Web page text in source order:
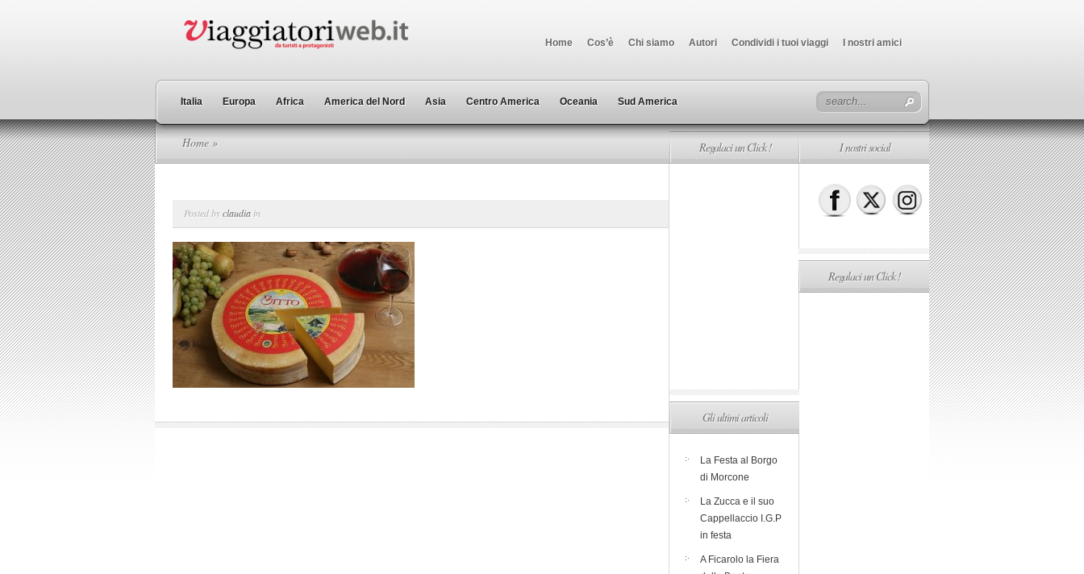
Home Cos’è Chi siamo Autori Condividi i tuoi viaggi I nostri amici
Italia Europa Africa America del Nord Asia Centro America Oceania Sud America
Home »
Posted byclaudia in
Regalaci un Click !
Gli ultimi articoli
La Festa al Borgo
di Morcone
La Zucca e il suo
Cappellaccio I.G.P
in festa
A Ficarolo la Fiera
I nostri social
Regalaci un Click !